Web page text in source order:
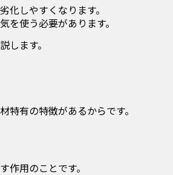
しやすくなります。
使う必要があります。
ます。
有の特徴があるからです。
用のことです。